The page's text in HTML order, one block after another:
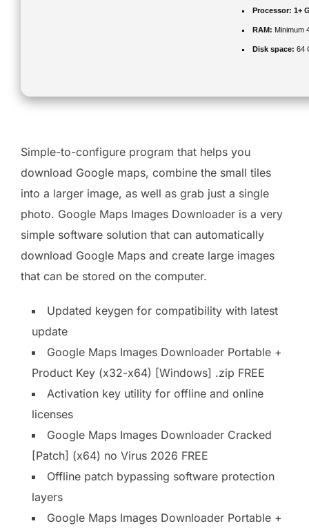
Processor: 1+
RAM: Minimum
Disk space: 64
Simple-to-configure program that helps you
download Google maps, combine the small tiles
into a larger image, as well as grab just a single
photo. Google Maps Images Downloader is a very
simple software solution that can automatically
download Google Maps and create large images
that can be stored on the computer.
Updated keygen for compatibility with latest
update
Google Maps Images Downloader Portable +
Product Key (x32-x64) [Windows] .zip FREE
Activation key utility for offline and online
licenses
Google Maps Images Downloader Cracked
[Patch] (x64) no Virus 2026 FREE
Offline patch bypassing software protection
layers
Google Maps Images Downloader Portable +